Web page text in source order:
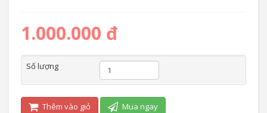
1.000.000 đ
Số lượng
Thêm vào giỏ Mua ngay